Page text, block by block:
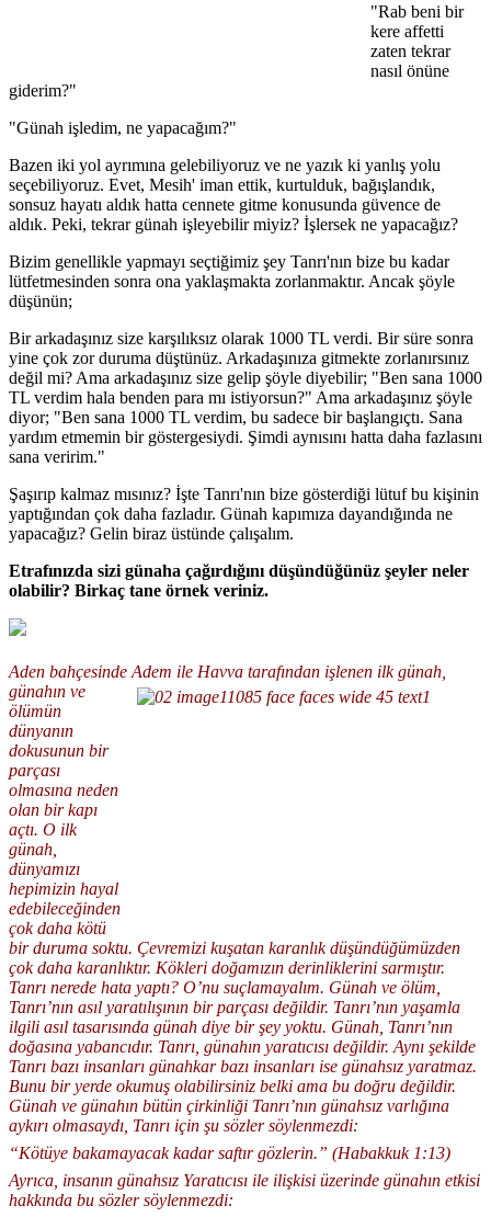
"Rab beni bir
kere affetti
zaten tekrar
nasıl önüne
giderim?"
"Günah işledim, ne yapacağım?"
Bazen iki yol ayrımına gelebiliyoruz ve ne yazık ki yanlış yolu
seçebiliyoruz. Evet, Mesih' iman ettik, kurtulduk, bağışlandık,
sonsuz hayatı aldık hatta cennete gitme konusunda güvence de
aldık. Peki, tekrar günah işleyebilir miyiz? İşlersek ne yapacağız?
Bizim genellikle yapmayı seçtiğimiz şey Tanrı'nın bize bu kadar
lütfetmesinden sonra ona yaklaşmakta zorlanmaktır. Ancak şöyle
düşünün;
Bir arkadaşınız size karşılıksız olarak 1000 TL verdi. Bir süre sonra
yine çok zor duruma düştünüz. Arkadaşınıza gitmekte zorlanırsınız
değil mi? Ama arkadaşınız size gelip şöyle diyebilir; "Ben sana 1000
TL verdim hala benden para mı istiyorsun?" Ama arkadaşınız şöyle
diyor; "Ben sana 1000 TL verdim, bu sadece bir başlangıçtı. Sana
yardım etmemin bir göstergesiydi. Şimdi aynısını hatta daha fazlasını
sana veririm."
Şaşırıp kalmaz mısınız? İşte Tanrı'nın bize gösterdiği lütuf bu kişinin
yaptığından çok daha fazladır. Günah kapımıza dayandığında ne
yapacağız? Gelin biraz üstünde çalışalım.
Etrafınızda sizi günaha çağırdığını düşündüğünüz şeyler neler
olabilir? Birkaç tane örnek veriniz.
Aden bahçesinde Adem ile Havva tarafından işlenen ilk günah,
günahın ve
ölümün
dünyanın
dokusunun bir
parçası
olmasına neden
olan bir kapı
açtı. O ilk
günah,
dünyamızı
hepimizin hayal
edebileceğinden
çok daha kötü
bir duruma soktu. Çevremizi kuşatan karanlık düşündüğümüzden
çok daha karanlıktır. Kökleri doğamızın derinliklerini sarmıştır.
Tanrı nerede hata yaptı? O’nu suçlamayalım. Günah ve ölüm,
Tanrı’nın asıl yaratılışının bir parçası değildir. Tanrı’nın yaşamla
ilgili asıl tasarısında günah diye bir şey yoktu. Günah, Tanrı’nın
doğasına yabancıdır. Tanrı, günahın yaratıcısı değildir. Aynı şekilde
Tanrı bazı insanları günahkar bazı insanları ise günahsız yaratmaz.
Bunu bir yerde okumuş olabilirsiniz belki ama bu doğru değildir.
Günah ve günahın bütün çirkinliği Tanrı’nın günahsız varlığına
aykırı olmasaydı, Tanrı için şu sözler söylenmezdi:
“Kötüye bakamayacak kadar saftır gözlerin.” (Habakkuk 1:13)
Ayrıca, insanın günahsız Yaratıcısı ile ilişkisi üzerinde günahın etkisi
hakkında bu sözler söylenmezdi: